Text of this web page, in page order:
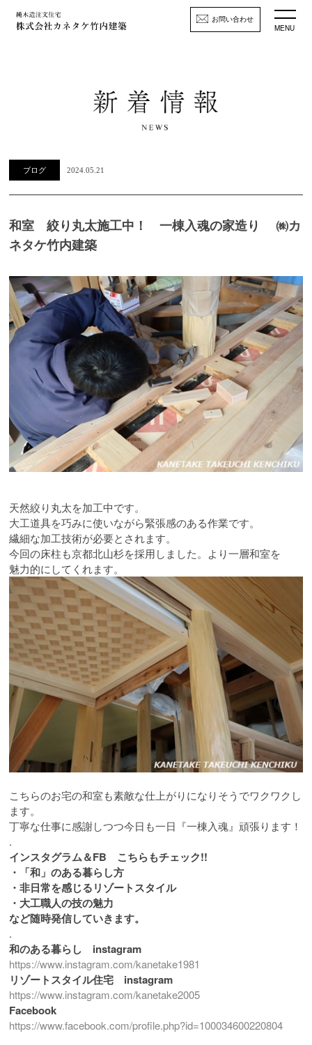
お問い合わせ
MENU
ブログ 2024.05.21
和室 絞り丸太施工中！ 一棟入魂の家造り ㈱カ
ネタケ竹内建築
天然絞り丸太を加工中です。
大工道具を巧みに使いながら緊張感のある作業です。
繊細な加工技術が必要とされます。
今回の床柱も京都北山杉を採用しました。より一層和室を
魅力的にしてくれます。
こちらのお宅の和室も素敵な仕上がりになりそうでワクワクし
ます。
丁寧な仕事に感謝しつつ今日も一日『一棟入魂』頑張ります！
.
インスタグラム＆FB こちらもチェック!!
・「和」のある暮らし方
・非日常を感じるリゾートスタイル
・大工職人の技の魅力
など随時発信していきます。
.
和のある暮らし instagram
https://www.instagram.com/kanetake1981
リゾートスタイル住宅 instagram
https://www.instagram.com/kanetake2005
Facebook
https://www.facebook.com/profile.php?id=100034600220804